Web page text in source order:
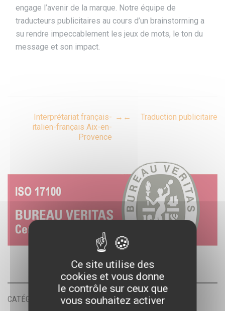
engage l’avenir de la marque. Notre équipe de
traducteurs publicitaires au cours d’un brainstorming a
su rendre impeccablement les jeux de mots, le ton du
message et son impact.
Post
navigation
← Traduction publicitaire
Interprétariat français-
italien-français Aix-en-
Provence
→
CATÉGORIES
Ce site utilise des
cookies et vous donne
le contrôle sur ceux que
vous souhaitez activer